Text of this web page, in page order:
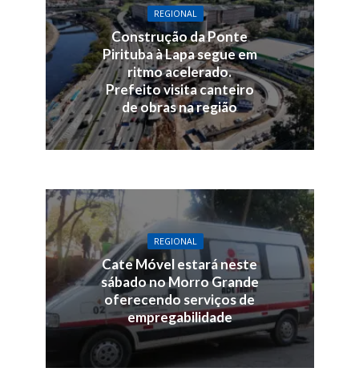
REGIONAL
Construção da Ponte
Pirituba à Lapa segue em
ritmo acelerado.
Prefeito visita canteiro
de obras na região
REGIONAL
Cate Móvel estará neste
sábado no Morro Grande
oferecendo serviços de
empregabilidade